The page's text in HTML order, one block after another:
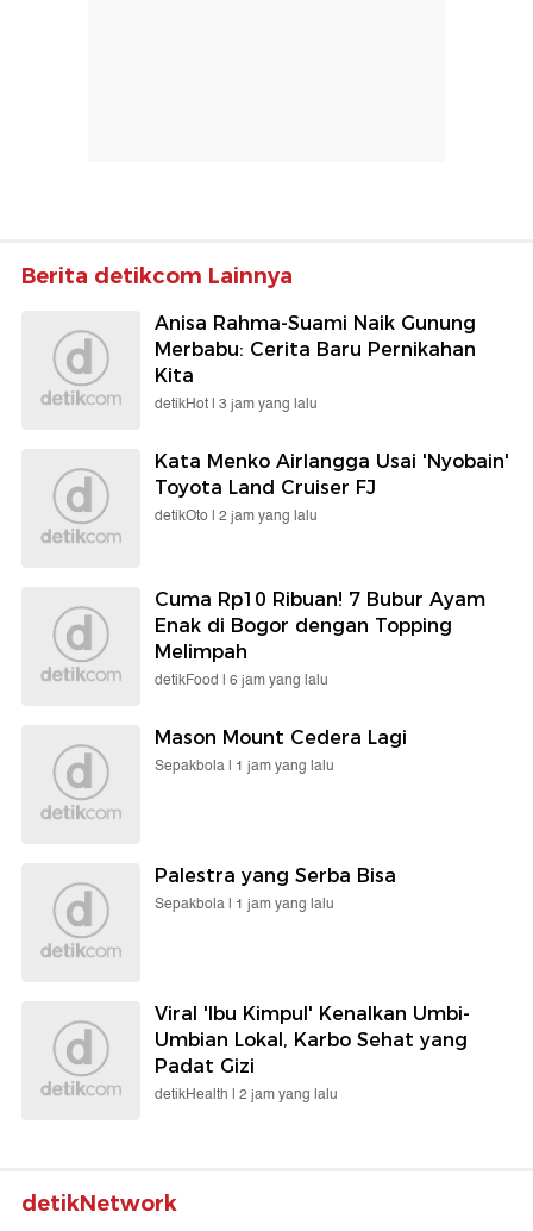
Berita detikcom Lainnya
Anisa Rahma-Suami Naik Gunung
Merbabu: Cerita Baru Pernikahan
Kita
detikHot | 3 jam yang lalu
Kata Menko Airlangga Usai 'Nyobain'
Toyota Land Cruiser FJ
detikOto | 2 jam yang lalu
Cuma Rp10 Ribuan! 7 Bubur Ayam
Enak di Bogor dengan Topping
Melimpah
detikFood | 6 jam yang lalu
Mason Mount Cedera Lagi
Sepakbola | 1 jam yang lalu
Palestra yang Serba Bisa
Sepakbola | 1 jam yang lalu
Viral 'Ibu Kimpul' Kenalkan Umbi-
Umbian Lokal, Karbo Sehat yang
Padat Gizi
detikHealth | 2 jam yang lalu
detikNetwork